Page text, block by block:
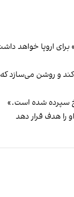
اروپا خواهد
و روشن می‌سازد که
سپرده شده است.»
را هدف قرار دهد